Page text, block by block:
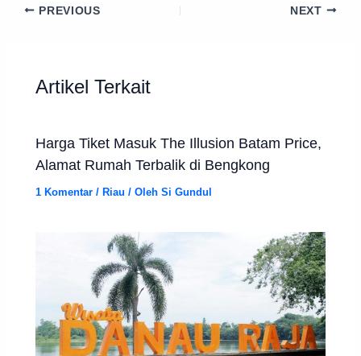
PREVIOUS NEXT
Artikel Terkait
Harga Tiket Masuk The Illusion Batam Price,
Alamat Rumah Terbalik di Bengkong
1 Komentar /Riau / OlehSi Gundul